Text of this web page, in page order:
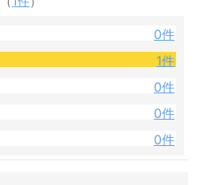
0件
1件
0件
0件
0件